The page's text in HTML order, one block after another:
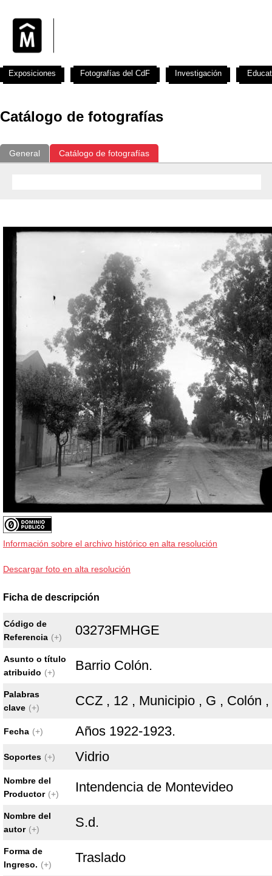
Catálogo de fotografías
General Catálogo de fotografías
Información sobre el archivo histórico en alta resolución
Descargar foto en alta resolución
Ficha de descripción
Código de
Referencia (+) 03273FMHGE
Asunto o título
atribuido (+) Barrio Colón.
Palabras
clave (+) CCZ , 12 , Municipio , G , Colón
Fecha (+) Años 1922-1923.
Soportes (+) Vidrio
Nombre del
Productor (+) Intendencia de Montevideo
Nombre del
autor (+) S.d.
Forma de
Ingreso. (+) Traslado
Exposiciones Fotografías del CdF Investigación